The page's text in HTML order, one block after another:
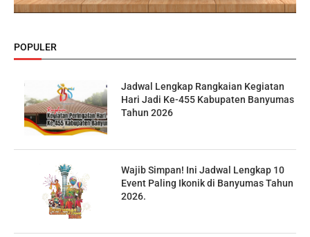
POPULER
Jadwal Lengkap Rangkaian Kegiatan
Hari Jadi Ke-455 Kabupaten Banyumas
Tahun 2026
Wajib Simpan! Ini Jadwal Lengkap 10
Event Paling Ikonik di Banyumas Tahun
2026.